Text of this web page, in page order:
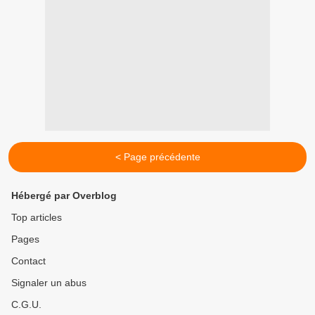
< Page précédente
Hébergé par Overblog
Top articles
Pages
Contact
Signaler un abus
C.G.U.